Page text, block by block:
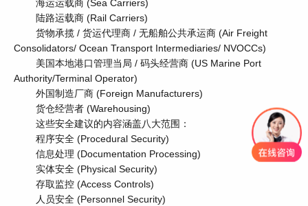
海运运载商 (Sea Carriers)
陆路运载商 (Rail Carriers)
货物承揽 / 货运代理商 / 无船舶公共承运商 (Air Freight
Consolidators/ Ocean Transport Intermediaries/ NVOCCs)
美国本地港口管理当局 / 码头经营商 (US Marine Port
Authority/Terminal Operator)
外国制造厂商 (Foreign Manufacturers)
货仓经营者 (Warehousing)
这些安全建议的内容涵盖八大范围：
程序安全 (Procedural Security)
信息处理 (Documentation Processing)
实体安全 (Physical Security)
存取监控 (Access Controls)
人员安全 (Personnel Security)